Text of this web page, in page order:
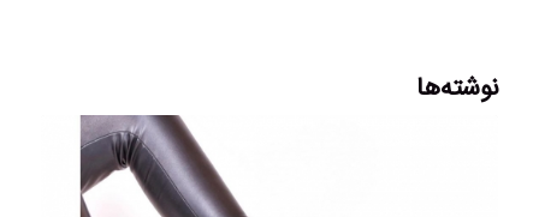
نوشته‌ها